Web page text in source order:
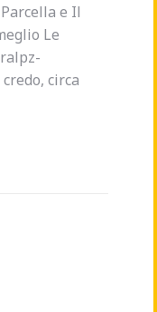
e Il
Le
circa